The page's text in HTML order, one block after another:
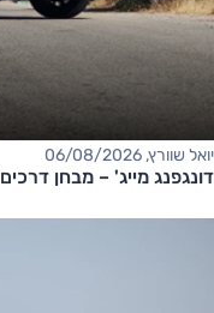
יואל שוורץ, 06/08/2026
דונגפנג מייג' – מבחן דרכים